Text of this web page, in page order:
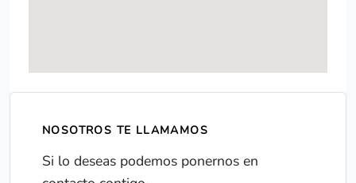
NOSOTROS TE LLAMAMOS
Si lo deseas podemos ponernos en